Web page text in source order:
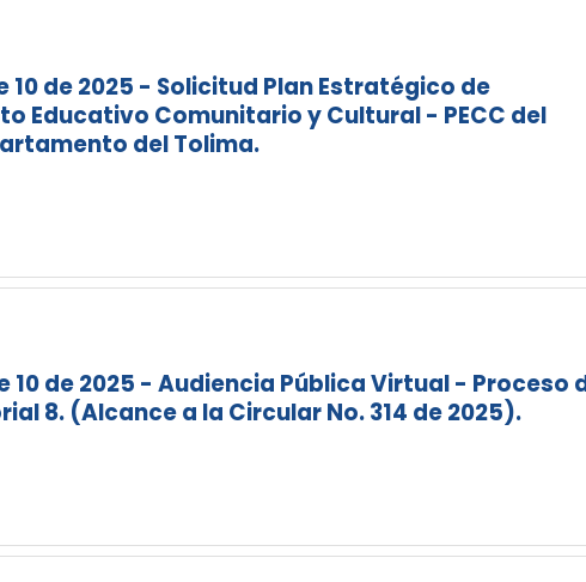
10 de 2025 - Solicitud Plan Estratégico de
Educativo Comunitario y Cultural - PECC del
del Tolima.
10 de 2025 - Audiencia Pública Virtual - Proceso
8. (Alcance a la Circular No. 314 de 2025).